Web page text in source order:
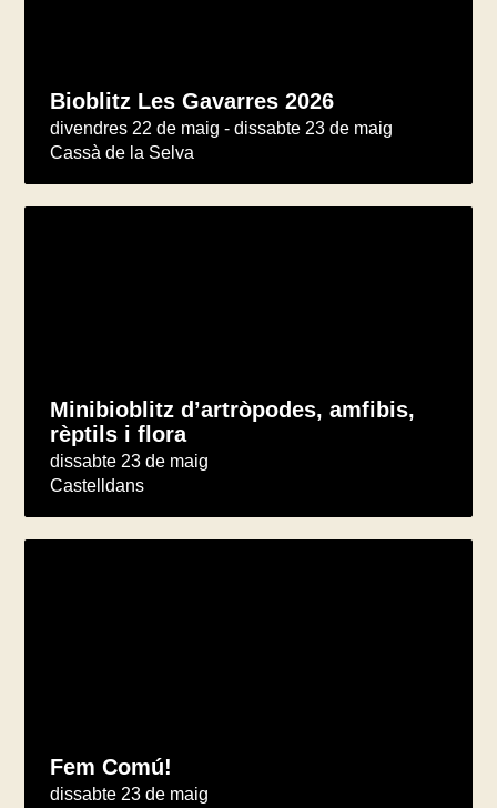
Bioblitz Les Gavarres 2026
divendres 22 de maig - dissabte 23 de maig
Cassà de la Selva
Minibioblitz d’artròpodes, amfibis,
rèptils i flora
dissabte 23 de maig
Castelldans
Fem Comú!
dissabte 23 de maig